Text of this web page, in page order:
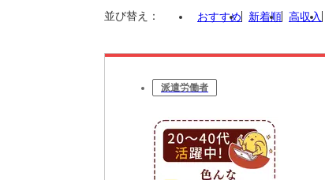
並び替え： おすすめ 新着順 高収入
派遣労働者